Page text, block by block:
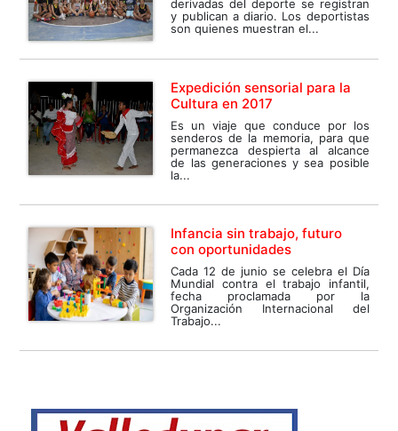
derivadas del deporte se registran
y publican a diario. Los deportistas
son quienes muestran el...
Expedición sensorial para la
Cultura en 2017
Es un viaje que conduce por los
senderos de la memoria, para que
permanezca despierta al alcance
de las generaciones y sea posible
la...
Infancia sin trabajo, futuro
con oportunidades
Cada 12 de junio se celebra el Día
Mundial contra el trabajo infantil,
fecha proclamada por la
Organización Internacional del
Trabajo...